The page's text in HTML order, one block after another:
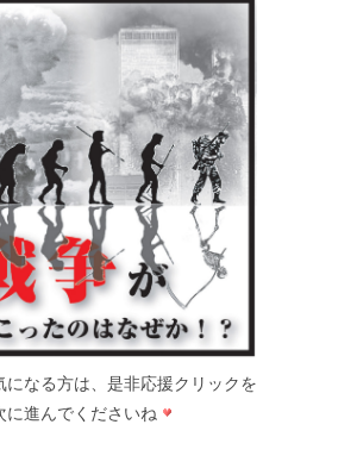
になる方は、是非応援クリックを
に進んでくださいね